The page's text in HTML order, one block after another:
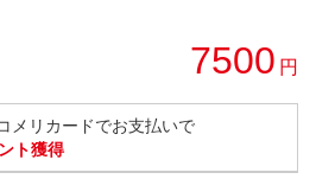
7500 円
メリカードでお支払いで
ト獲得